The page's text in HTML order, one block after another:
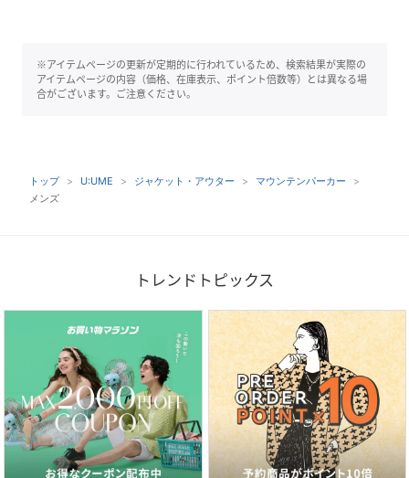
※アイテムページの更新が定期的に行われているため、検索結果が実際の
アイテムページの内容（価格、在庫表示、ポイント倍数等）とは異なる場
合がございます。ご注意ください。
トップ U:UME ジャケット・アウター
マウンテンパーカー
メンズ
トレンドトピックス